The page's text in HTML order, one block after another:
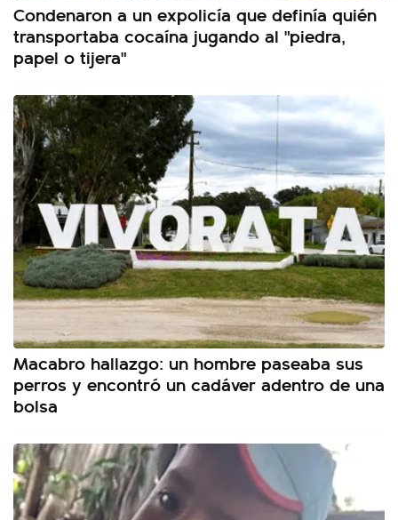
Condenaron a un expolicía que definía quién
transportaba cocaína jugando al "piedra,
papel o tijera"
Macabro hallazgo: un hombre paseaba sus
perros y encontró un cadáver adentro de una
bolsa